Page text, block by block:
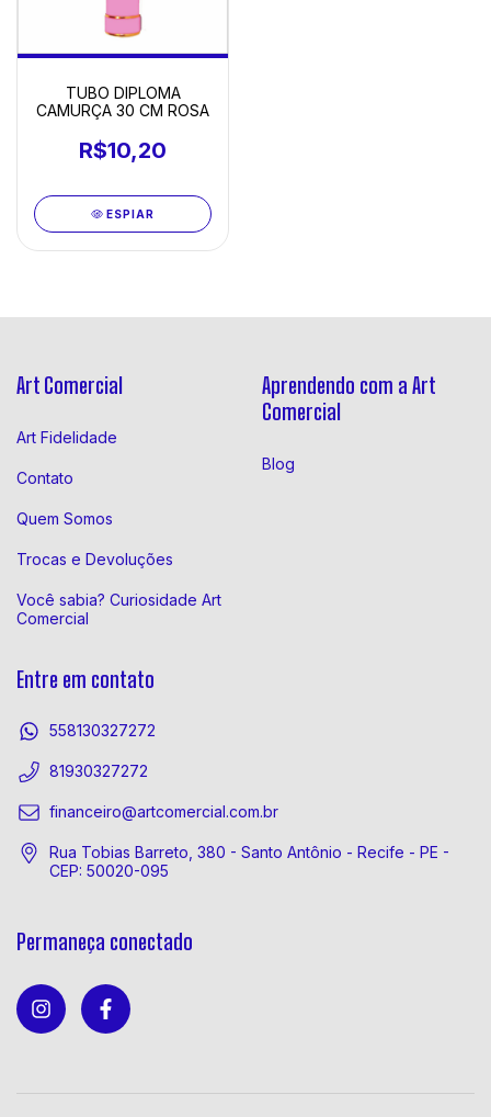
TUBO DIPLOMA
CAMURÇA 30 CM ROSA
R$10,20
ESPIAR
Art Comercial
Art Fidelidade
Contato
Quem Somos
Trocas e Devoluções
Você sabia? Curiosidade Art
Comercial
Aprendendo com a Art
Comercial
Blog
Entre em contato
558130327272
81930327272
financeiro@artcomercial.com.br
Rua Tobias Barreto, 380 - Santo Antônio - Recife - PE -
CEP: 50020-095
Permaneça conectado